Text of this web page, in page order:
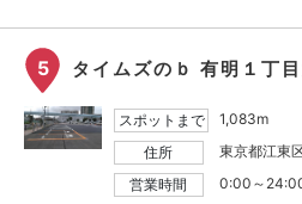
5 タイムズのｂ 有明１丁目
スポットまで
1,083m
住所
東京都江東
営業時間
0:00～